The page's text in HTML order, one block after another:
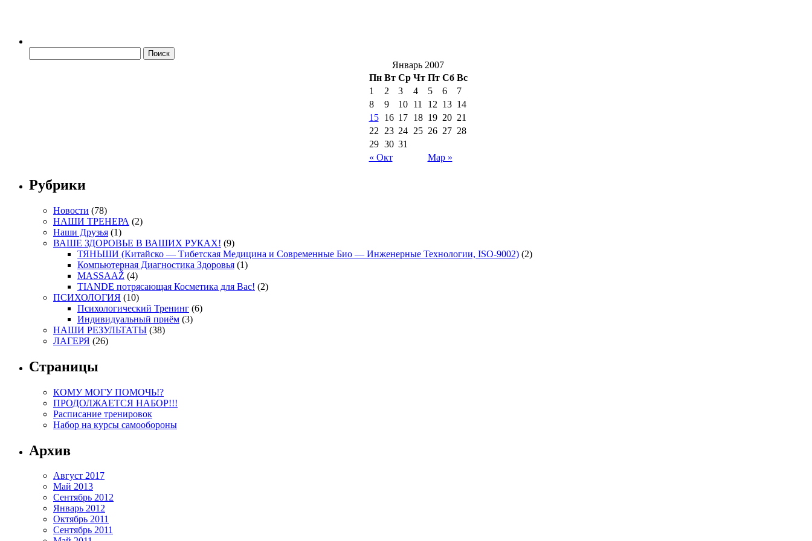
Январь 2007
Пн Вт Ср Чт Пт Сб Вс
« Окт Мар »
1 2 3 4 5 6
7
8
9 10 11 12 13 14
15
16 17 18 19 20 21
22
23 24 25 26 27 28
29 30 31
Рубрики
Новости (78)
НАШИ ТРЕНЕРА (2)
Наши Друзья (1)
ВАШЕ ЗДОРОВЬЕ В ВАШИХ РУКАХ! (9)
ТЯНЬШИ (Китайско — Тибетская Медицина и Современные Био — Инженерные Технологии, ISO-9002) (2)
Компьютерная Диагностика Здоровья (1)
MASSAAŽ (4)
TIANDE потрясающая Косметика для Вас! (2)
ПСИХОЛОГИЯ (10)
Психологический Тренинг (6)
Индивидуальный приём (3)
НАШИ РЕЗУЛЬТАТЫ (38)
ЛАГЕРЯ (26)
Страницы
КОМУ МОГУ ПОМОЧЬ!?
ПРОДОЛЖАЕТСЯ НАБОР!!!
Расписание тренировок
Набор на курсы самообороны
Архив
Август 2017
Май 2013
Сентябрь 2012
Январь 2012
Октябрь 2011
Сентябрь 2011